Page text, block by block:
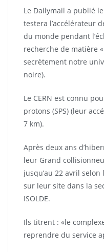
Le Dailymail a publié le
testera l’accélérateur
du monde pendant
recherche de matière
secrètement notre
noire).
Le CERN est connu
protons (SPS) (leur
7 km).
Après deux ans
leur Grand
jusqu’au 22 avril
sur leur site dans la
ISOLDE.
Ils titrent : «le
reprendre du service